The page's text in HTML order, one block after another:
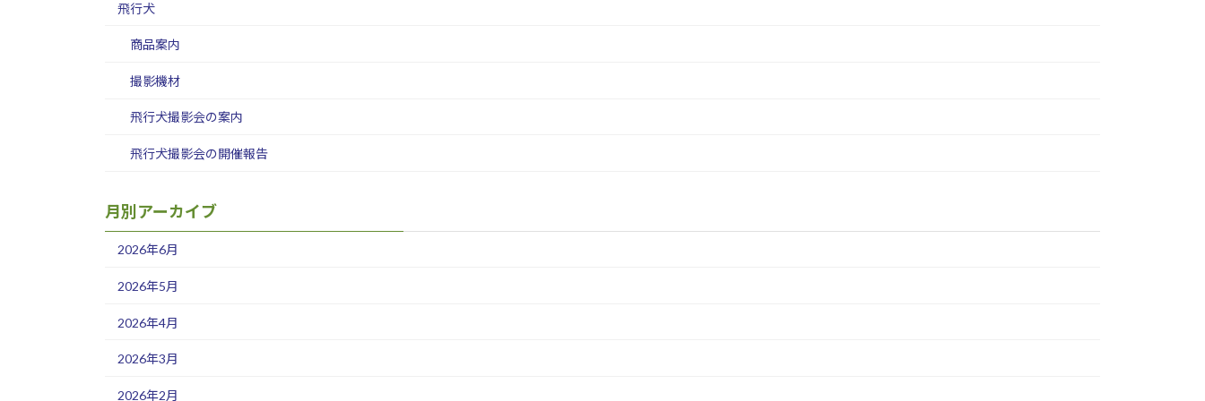
飛行犬
商品案内
撮影機材
飛行犬撮影会の案内
飛行犬撮影会の開催報告
月別アーカイブ
2026年6月
2026年5月
2026年4月
2026年3月
2026年2月